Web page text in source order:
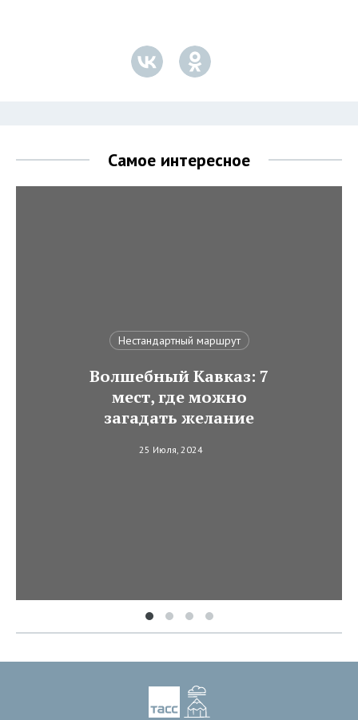
Самое интересное
Нестандартный маршрут
Волшебный Кавказ: 7
мест, где можно
загадать желание
25 Июля, 2024